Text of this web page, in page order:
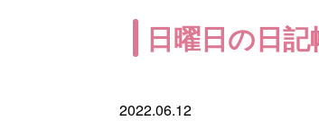
日曜日の日
2022.06.12